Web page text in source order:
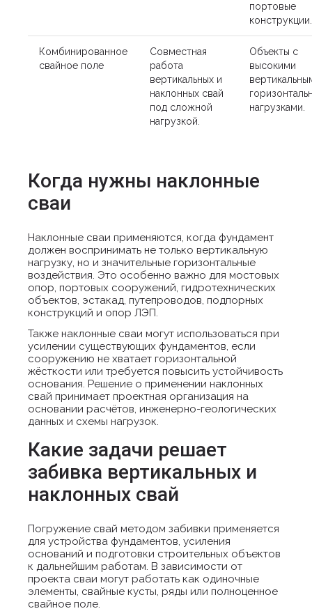
портовые
конструкции.
Комбинированное
свайное поле
Совместная
работа
вертикальных и
наклонных свай
под сложной
нагрузкой.
Объекты с
высокими
нагрузками.
Когда нужны наклонные
сваи
Наклонные сваи применяются, когда фундамент
должен воспринимать не только вертикальную
нагрузку, но и значительные горизонтальные
воздействия. Это особенно важно для мостовых
опор, портовых сооружений, гидротехнических
объектов, эстакад, путепроводов, подпорных
конструкций и опор ЛЭП.
Также наклонные сваи могут использоваться при
усилении существующих фундаментов, если
сооружению не хватает горизонтальной
жёсткости или требуется повысить устойчивость
основания. Решение о применении наклонных
свай принимает проектная организация на
основании расчётов, инженерно-геологических
данных и схемы нагрузок.
Какие задачи решает
забивка вертикальных и
наклонных свай
Погружение свай методом забивки применяется
для устройства фундаментов, усиления
оснований и подготовки строительных объектов
к дальнейшим работам. В зависимости от
проекта сваи могут работать как одиночные
элементы, свайные кусты, ряды или полноценное
свайное поле.